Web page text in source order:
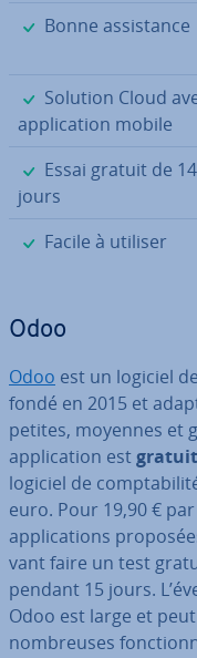
✓
Bonne as­sis­tance
✓
Solution Cloud
ap­pli­ca­tion mobile
✓
Essai gratuit de 14
jours
✓
Facile à utiliser
Odoo
Odoo est un logiciel
fondé en 2015 et
petites, moyennes et
ap­pli­ca­tion est
logiciel de
euro. Pour 19,90 €
ap­pli­ca­tions
vant faire un test
pendant 15 jours.
Odoo est large et
nom­breuses